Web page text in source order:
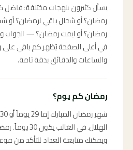
يسأل كثيرون بلهجات مختلفة: فاضل
رمضان؟ أو شحال باقي لرمضان؟ أو
رمضان؟ أو ايمت رمضان؟ — الجواب
والساعات والدقائق بدقة تامة.
رمضان كم يوم؟
ويمكنك متابعة العداد للتأكد من